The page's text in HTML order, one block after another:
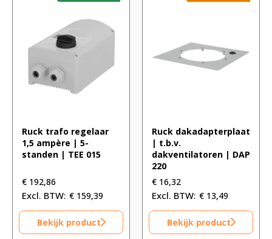
Ruck trafo regelaar
1,5 ampère | 5-
standen | TEE 015
€ 192,86
€ 159,39
Bekijk product
Ruck dakadapterplaat
| t.b.v.
dakventilatoren | DAP
220
€ 16,32
€ 13,49
Bekijk product